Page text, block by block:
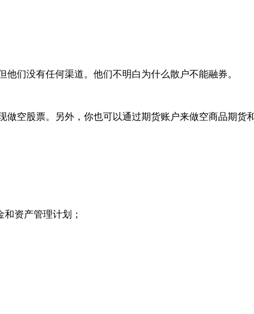
们没有任何渠道。他们不明白为什么散户不能融券。
股票。另外，你也可以通过期货账户来做空商品期货
资产管理计划；